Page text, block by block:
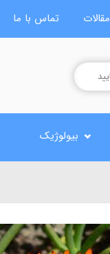
تماس با ما مقالات
بیولوژیک